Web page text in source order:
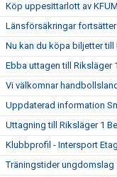
Köp uppesittarlott av
Länsförsäkringar
Nu kan du köpa biljetter
Ebba uttagen till Riksläger
Vi välkomnar
Uppdaterad information
Uttagning till Riksläger 1
Klubbprofil - Intersport
Träningstider ungdomslag